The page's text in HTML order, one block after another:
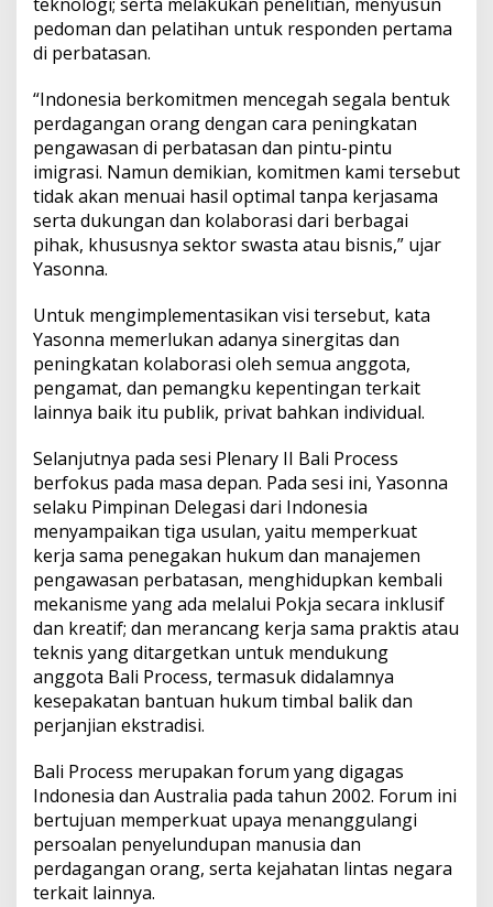
pedoman dan pelatihan untuk responden pertama
di perbatasan.
“Indonesia berkomitmen mencegah segala bentuk
perdagangan orang dengan cara peningkatan
pengawasan di perbatasan dan pintu-pintu
imigrasi. Namun demikian, komitmen kami tersebut
tidak akan menuai hasil optimal tanpa kerjasama
serta dukungan dan kolaborasi dari berbagai
pihak, khususnya sektor swasta atau bisnis,” ujar
Yasonna.
Untuk mengimplementasikan visi tersebut, kata
Yasonna memerlukan adanya sinergitas dan
peningkatan kolaborasi oleh semua anggota,
pengamat, dan pemangku kepentingan terkait
lainnya baik itu publik, privat bahkan individual.
Selanjutnya pada sesi Plenary II Bali Process
berfokus pada masa depan. Pada sesi ini, Yasonna
selaku Pimpinan Delegasi dari Indonesia
menyampaikan tiga usulan, yaitu memperkuat
kerja sama penegakan hukum dan manajemen
pengawasan perbatasan, menghidupkan kembali
mekanisme yang ada melalui Pokja secara inklusif
dan kreatif; dan merancang kerja sama praktis atau
teknis yang ditargetkan untuk mendukung
anggota Bali Process, termasuk didalamnya
kesepakatan bantuan hukum timbal balik dan
perjanjian ekstradisi.
Bali Process merupakan forum yang digagas
Indonesia dan Australia pada tahun 2002. Forum ini
bertujuan memperkuat upaya menanggulangi
persoalan penyelundupan manusia dan
perdagangan orang, serta kejahatan lintas negara
terkait lainnya.